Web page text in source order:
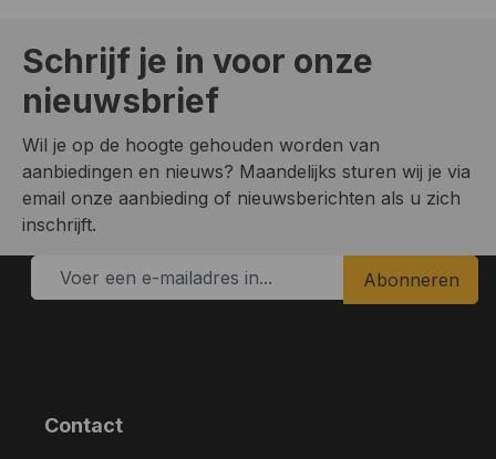
Schrijf je in voor onze
nieuwsbrief
Wil je op de hoogte gehouden worden van
aanbiedingen en nieuws? Maandelijks sturen wij je via
email onze aanbieding of nieuwsberichten als u zich
inschrijft.
Abonneren
Contact